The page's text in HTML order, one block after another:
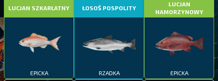
LUCJAN SZKARŁATNY
EPICKA
ŁOSOŚ POSPOLITY
RZADKA
LUCJAN
NAMORZYNOWY
EPICKA